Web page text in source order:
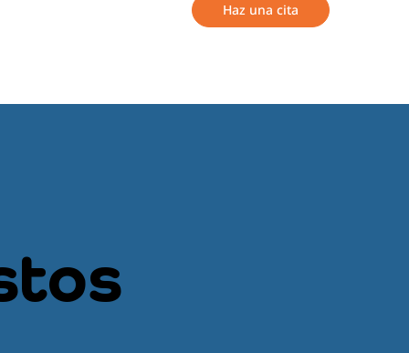
Haz una cita